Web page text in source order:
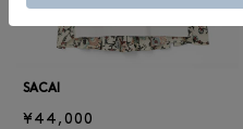
SACAI
¥44,000